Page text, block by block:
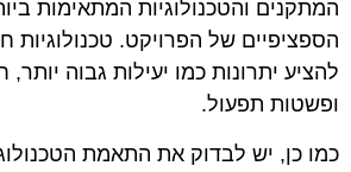
המתקנים והטכנולוגיות המתאימות
הספציפיים של הפרויקט. טכנולוגיות
להציע יתרונות כמו יעילות גבוה יותר,
ופשטות תפעול.
כמו כן, יש לבדוק את התאמת